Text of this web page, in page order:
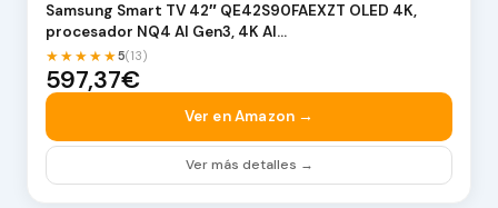
Samsung Smart TV 42″ QE42S90FAEXZT OLED 4K,
procesador NQ4 AI Gen3, 4K AI…
★★★★★5(13)
597,37€
Ver en Amazon →
Ver más detalles →